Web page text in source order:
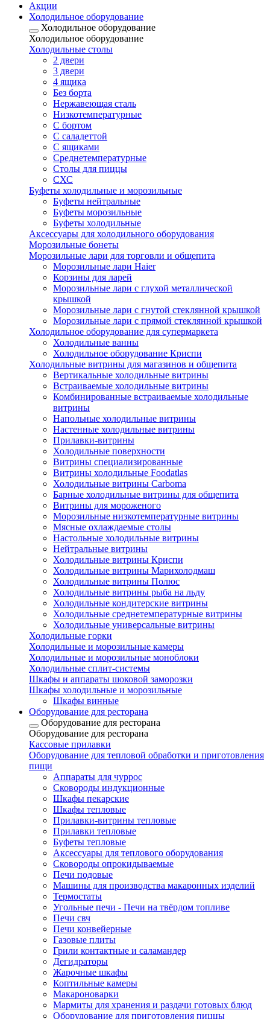
Акции
Холодильное оборудование
Холодильное оборудование
Холодильное оборудование
Холодильные столы
2 двери
3 двери
4 ящика
Без борта
Нержавеющая сталь
Низкотемпературные
С бортом
С саладеттой
С ящиками
Среднетемпературные
Столы для пиццы
СХС
Буфеты холодильные и морозильные
Буфеты нейтральные
Буфеты морозильные
Буфеты холодильные
Аксессуары для холодильного оборудования
Морозильные бонеты
Морозильные лари для торговли и общепита
Морозильные лари Haier
Корзины для ларей
Морозильные лари с глухой металлической
крышкой
Морозильные лари с гнутой стеклянной крышкой
Морозильные лари с прямой стеклянной крышкой
Холодильное оборудование для супермаркета
Холодильные ванны
Холодильное оборудование Криспи
Холодильные витрины для магазинов и общепита
Вертикальные холодильные витрины
Встраиваемые холодильные витрины
Комбинированные встраиваемые холодильные
витрины
Напольные холодильные витрины
Настенные холодильные витрины
Прилавки-витрины
Холодильные поверхности
Витрины специализированные
Витрины холодильные Foodatlas
Холодильные витрины Carboma
Барные холодильные витрины для общепита
Витрины для мороженого
Морозильные низкотемпературные витрины
Мясные охлаждаемые столы
Настольные холодильные витрины
Нейтральные витрины
Холодильные витрины Криспи
Холодильные витрины Марихолодмаш
Холодильные витрины Полюс
Холодильные витрины рыба на льду
Холодильные кондитерские витрины
Холодильные среднетемпературные витрины
Холодильные универсальные витрины
Холодильные горки
Холодильные и морозильные камеры
Холодильные и морозильные моноблоки
Холодильные сплит-системы
Шкафы и аппараты шоковой заморозки
Шкафы холодильные и морозильные
Шкафы винные
Оборудование для ресторана
Оборудование для ресторана
Оборудование для ресторана
Кассовые прилавки
Оборудование для тепловой обработки и приготовления
пищи
Аппараты для чуррос
Сковороды индукционные
Шкафы пекарские
Шкафы тепловые
Прилавки-витрины тепловые
Прилавки тепловые
Буфеты тепловые
Аксессуары для теплового оборудования
Сковороды опрокидываемые
Печи подовые
Машины для производства макаронных изделий
Термостаты
Угольные печи - Печи на твёрдом топливе
Печи свч
Печи конвейерные
Газовые плиты
Грили контактные и саламандер
Дегидраторы
Жарочные шкафы
Коптильные камеры
Макароноварки
Мармиты для хранения и раздачи готовых блюд
Оборудование для приготовления пиццы